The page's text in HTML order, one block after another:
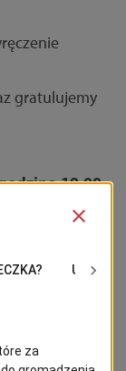
gratulujemy
19.00